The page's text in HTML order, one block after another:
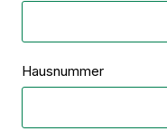
Hausnummer